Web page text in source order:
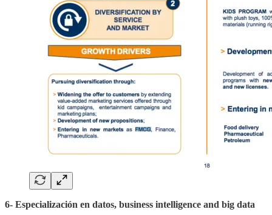
6- Especialización en datos, business intelligence and big data